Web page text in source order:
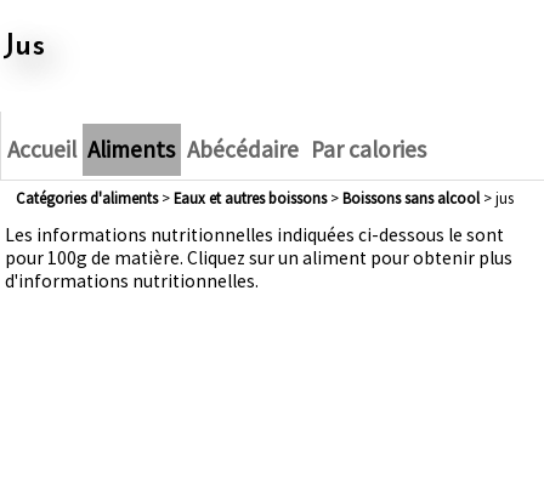
jus
Accueil Aliments Abécédaire Par calories
Catégories d'aliments> eaux et autres boissons> boissons sans alcool> jus
Les informations nutritionnelles indiquées ci-dessous le sont
pour 100g de matière. Cliquez sur un aliment pour obtenir plus
d'informations nutritionnelles.